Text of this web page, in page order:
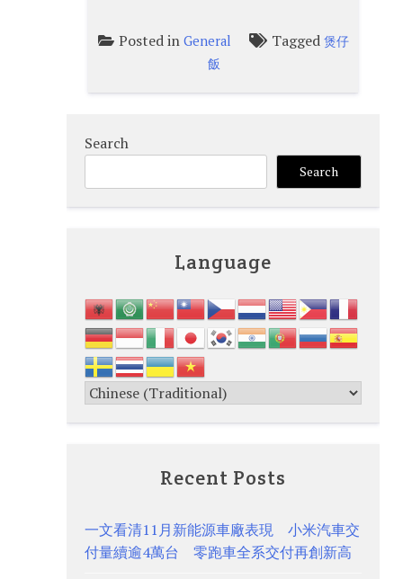
Posted in General Tagged 煲仔
飯
Search
Search
Language
Recent Posts
一文看清11月新能源車廠表現 小米汽車交
付量續逾4萬台 零跑車全系交付再創新高